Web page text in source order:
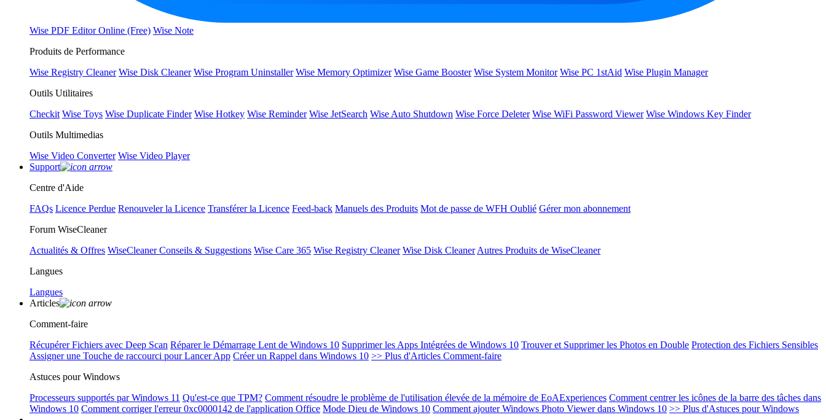
Wise PDF Editor Online (Free) Wise Note
Produits de Performance
Wise Registry Cleaner Wise Disk Cleaner Wise Program Uninstaller Wise Memory Optimizer Wise Game Booster Wise System Monitor Wise PC 1stAid Wise Plugin Manager
Outils Utilitaires
Checkit Wise Toys Wise Duplicate Finder Wise Hotkey Wise Reminder Wise JetSearch Wise Auto Shutdown Wise Force Deleter Wise WiFi Password Viewer Wise Windows Key Finder
Outils Multimedias
Wise Video Converter Wise Video Player
Support
Centre d'Aide
FAQs Licence Perdue Renouveler la Licence Transférer la Licence Feed-back Manuels des Produits Mot de passe de WFH Oublié Gérer mon abonnement
Forum WiseCleaner
Actualités & Offres WiseCleaner Conseils & Suggestions Wise Care 365 Wise Registry Cleaner Wise Disk Cleaner Autres Produits de WiseCleaner
Langues
Langues
Articles
Comment-faire
Récupérer Fichiers avec Deep Scan Réparer le Démarrage Lent de Windows 10 Supprimer les Apps Intégrées de Windows 10 Trouver et Supprimer les Photos en Double Protection des Fichiers Sensibles
Assigner une Touche de raccourci pour Lancer App Créer un Rappel dans Windows 10 >> Plus d'Articles Comment-faire
Astuces pour Windows
Processeurs supportés par Windows 11 Qu'est-ce que TPM? Comment résoudre le problème de l'utilisation élevée de la mémoire de EoAExperiences Comment centrer les icônes de la barre des tâches dans
Windows 10 Comment corriger l'erreur 0xc0000142 de l'application Office Mode Dieu de Windows 10 Comment ajouter Windows Photo Viewer dans Windows 10 >> Plus d'Astuces pour Windows